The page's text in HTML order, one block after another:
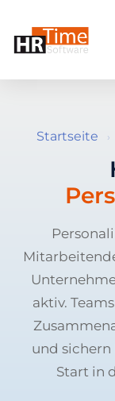
Startseite ›
aktiv.
und
Start in